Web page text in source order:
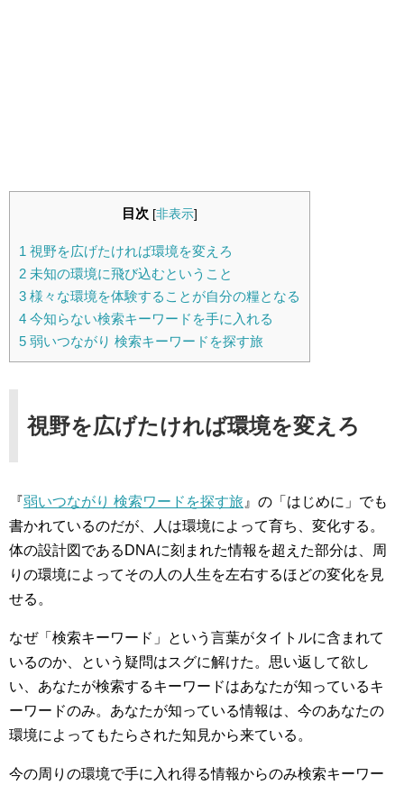
目次 [非表示]
1 視野を広げたければ環境を変えろ
2 未知の環境に飛び込むということ
3 様々な環境を体験することが自分の糧となる
4 今知らない検索キーワードを手に入れる
5 弱いつながり 検索キーワードを探す旅
視野を広げたければ環境を変えろ
『弱いつながり 検索ワードを探す旅 』の「はじめに」でも
書かれているのだが、人は環境によって育ち、変化する。
体の設計図であるDNAに刻まれた情報を超えた部分は、周
りの環境によってその人の人生を左右するほどの変化を見
せる。
なぜ「検索キーワード」という言葉がタイトルに含まれて
いるのか、という疑問はスグに解けた。思い返して欲し
い、あなたが検索するキーワードはあなたが知っているキ
ーワードのみ。あなたが知っている情報は、今のあなたの
環境によってもたらされた知見から来ている。
今の周りの環境で手に入れ得る情報からのみ検索キーワー